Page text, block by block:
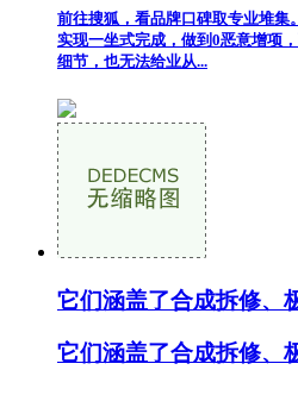
前往搜狐，看品牌口碑取专业堆集
实现一坐式完成，做到0恶意增项
细节，也无法给业从...
它们涵盖了合成拆修、
它们涵盖了合成拆修、